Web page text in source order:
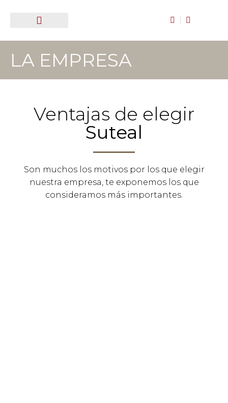
LA EMPRESA
Ventajas de elegir
Suteal
Son muchos los motivos por los que elegir
nuestra empresa, te exponemos los que
consideramos más importantes.